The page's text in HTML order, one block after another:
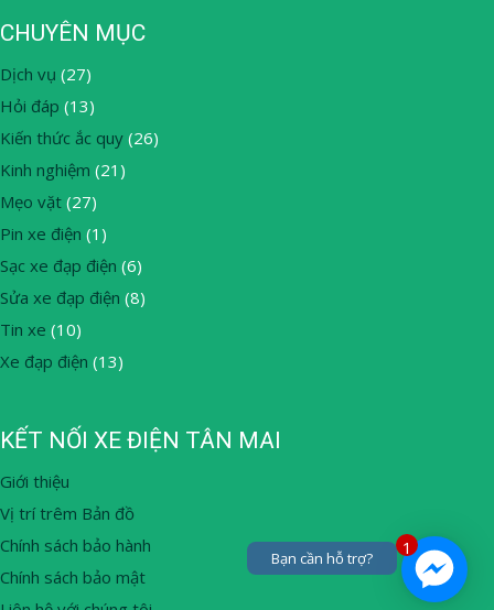
CHUYÊN MỤC
Dịch vụ (27)
Hỏi đáp (13)
Kiến thức ắc quy (26)
Kinh nghiệm (21)
Mẹo vặt (27)
Pin xe điện (1)
Sạc xe đạp điện (6)
Sửa xe đạp điện (8)
Tin xe (10)
Xe đạp điện (13)
KẾT NỐI XE ĐIỆN TÂN MAI
Giới thiệu
Vị trí trêm Bản đồ
Chính sách bảo hành
Chính sách bảo mật
1
Bạn cần hỗ trợ?